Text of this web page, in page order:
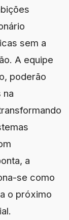
sem a
A equipe
poderão
na
a
se como
o próximo